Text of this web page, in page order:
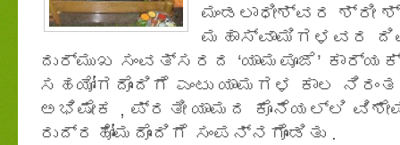
ಮಂಡಲಾಧೀಶ್ವರ ಶ್ರೀ
ಮಹಾಸ್ವಾಮಿಗಳವರ
ದುರ್ಮುಖ ಸಂವತ್ಸರದ ‘ಯಾಮಪೂಜೆ’
ಸಹಯೋಗದೊಂದಿಗೆ ಎಂಟು ಯಾಮಗಳ ಕಾಲ
ಅಭಿಷೇಕ , ಪ್ರತೀ ಯಾಮದ ಕೊನೆಯಲ್ಲಿ
ರುದ್ರಹೋಮದೊಂದಿಗೆ ಸಂಪನ್ನಗೊಂಡಿತು .